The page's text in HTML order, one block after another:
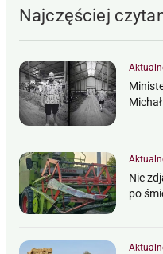
Najczęściej
Nie
po